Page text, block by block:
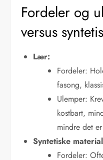
Fordeler og
versus
Lær:
Fordeler:
fasong,
Ulemper:
kostbart,
mindre det
Syntetiske
Fordeler: